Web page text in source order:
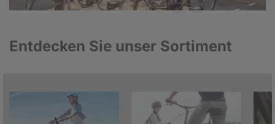
Entdecken Sie unser Sortiment